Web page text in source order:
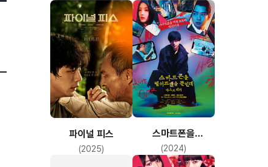
파이널 피스
(2025)
스마트폰을
떨어뜨렸을 뿐인데:
라스트 해커
(2024)